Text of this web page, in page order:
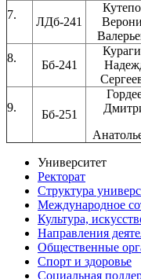
7.
ЛДб-241
8.
Бб-241
9.
Бб-251
Университет
Ректорат
Структура
Международное
Культура,
Направления
Общественные
Спорт и здоровье
Социальная